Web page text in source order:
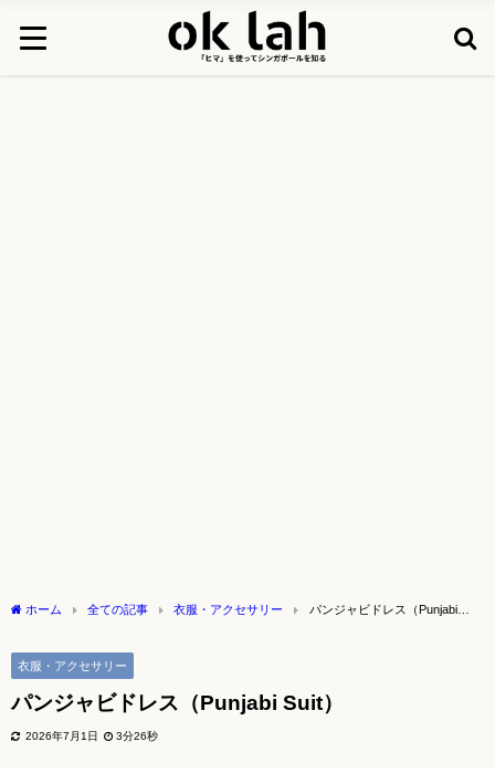
ホーム 全ての記事 衣服・アクセサリー
パンジャビドレス（Punjabi
衣服・アクセサリー
パンジャビドレス（Punjabi Suit）
2026年7月1日 3分26秒